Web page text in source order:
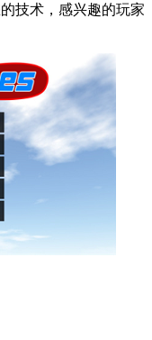
技术，感兴趣的玩家